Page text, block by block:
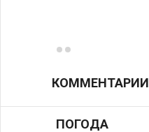
КОММЕНТАРИИ
ПОГОДА